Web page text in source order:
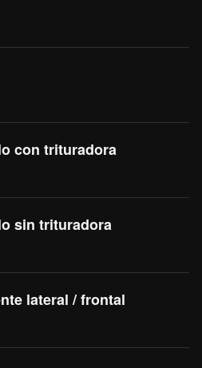
con trituradora
sin trituradora
lateral / frontal